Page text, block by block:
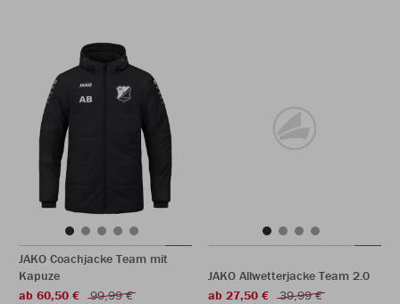
JAKO Coachjacke Team mit
Kapuze
ab 60,50 €
99,99 €
JAKO Allwetterjacke Team 2.0
ab 27,50 €
39,99 €